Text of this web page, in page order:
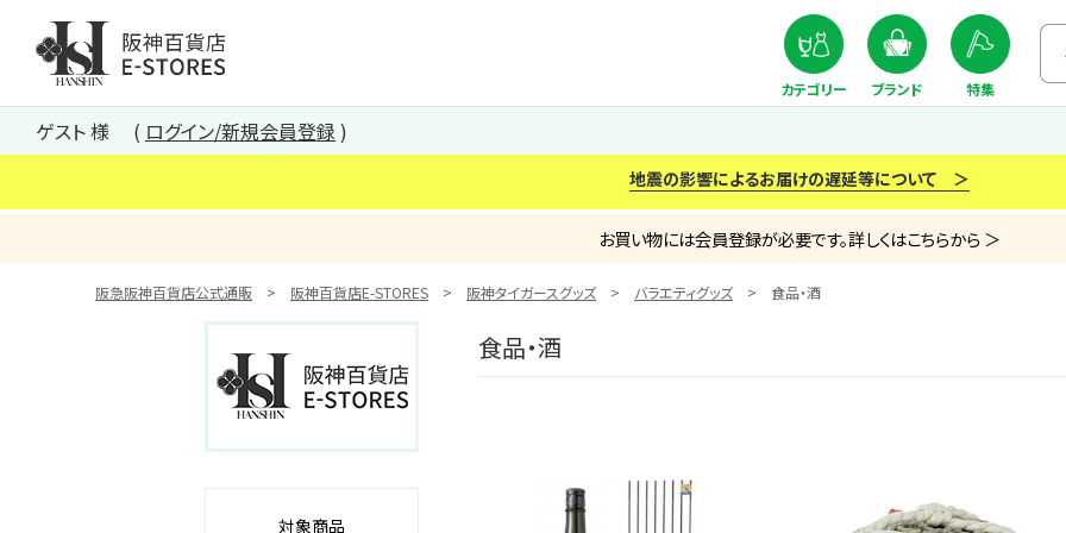
阪神百貨店E-STORES TOP
カテゴリー ブランド 特集
ゲスト 様 ログイン/新規会員登録
地震の影響によるお届けの遅延等について ＞
お買い物には会員登録が必要です。詳しくはこちらから ＞
阪急阪神百貨店公式通販 阪神百貨店E-STORES 阪神タイガースグッズ バラエティグッズ 食品・酒
食品・酒
対象商品